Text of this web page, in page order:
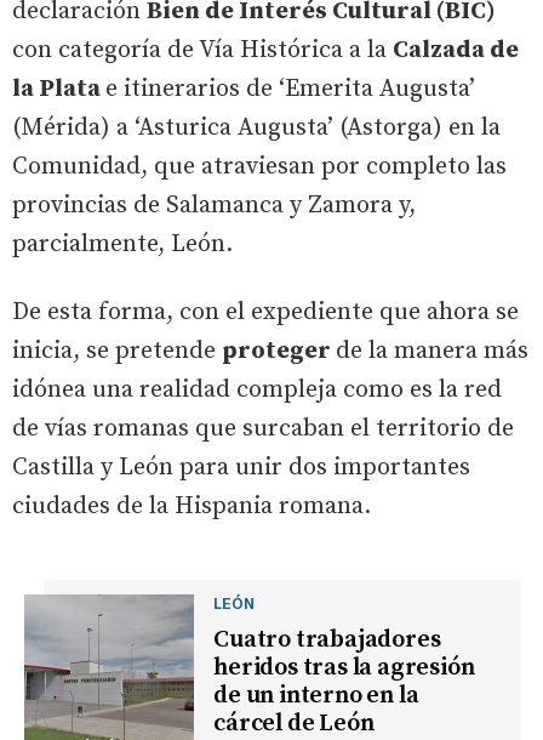
declaración Bien de Interés Cultural (BIC)
con categoría de Vía Histórica a la Calzada de
la Plata e itinerarios de ‘Emerita Augusta’
(Mérida) a ‘Asturica Augusta’ (Astorga) en la
Comunidad, que atraviesan por completo las
provincias de Salamanca y Zamora y,
parcialmente, León.
De esta forma, con el expediente que ahora se
inicia, se pretende proteger de la manera más
idónea una realidad compleja como es la red
de vías romanas que surcaban el territorio de
Castilla y León para unir dos importantes
ciudades de la Hispania romana.
LEÓN
Cuatro trabajadores
heridos tras la agresión
de un interno en la
cárcel de León